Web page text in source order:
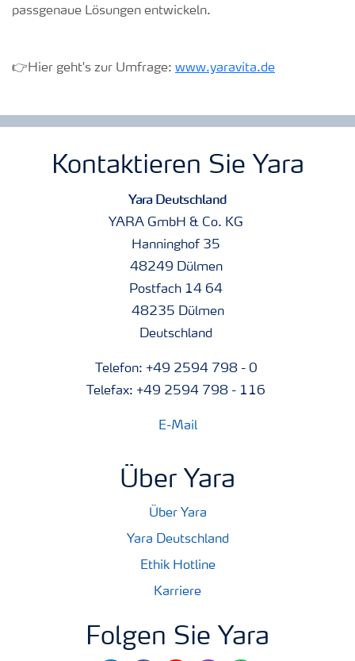
passgenaue Lösungen entwickeln.
👉 Hier geht's zur Umfrage: www.yaravita.de
Kontaktieren Sie Yara
Yara Deutschland
YARA GmbH & Co. KG
Hanninghof 35
48249 Dülmen
Postfach 14 64
48235 Dülmen
Deutschland
Telefon: +49 2594 798 - 0
Telefax: +49 2594 798 - 116
E-Mail
Über Yara
Über Yara
Yara Deutschland
Ethik Hotline
Karriere
Folgen Sie Yara